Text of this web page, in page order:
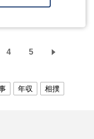
4 5
年収 相撲